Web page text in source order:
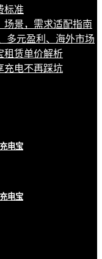
标准
场景，需求适配指南
多元盈利、海外市场
租赁单价解析
充电不再踩坑
电宝
电宝